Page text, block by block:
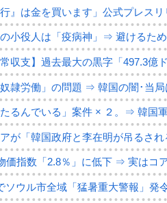
行』は金を買います」公式プレスリ
小役人は「疫病神」⇒ 避けるため
常収支】過去最大の黒字「497.3
隷労働」の問題 ⇒ 韓国の闇･当
たるんでいる」案件 × ２。⇒ 韓国
が「韓国政府と李在明が吊るさ
価指数「2.8％」に低下 ⇒ 実はコ
ソウル市全域「猛暑重大警報」発